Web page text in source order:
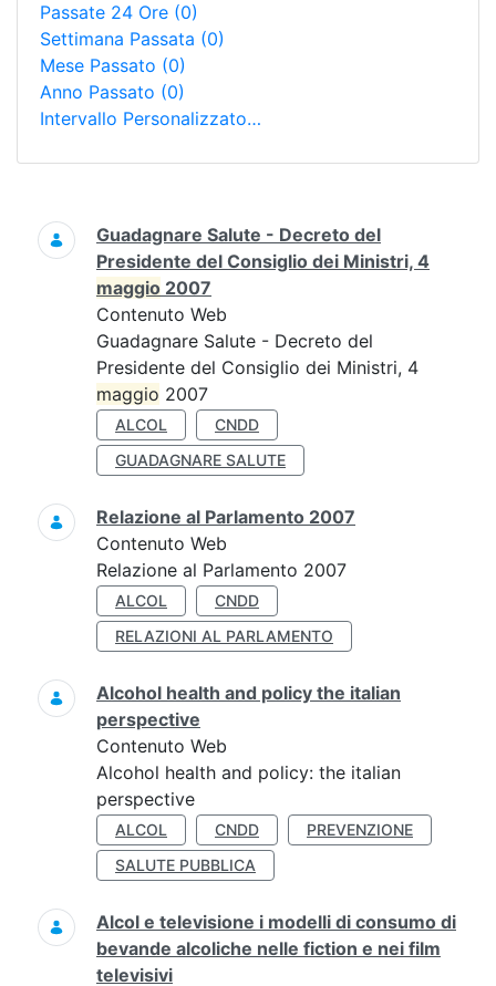
Passate 24 Ore (0)
Settimana Passata (0)
Mese Passato (0)
Anno Passato (0)
Intervallo Personalizzato…
Ricerca
Guadagnare Salute - Decreto del
Presidente del Consiglio dei Ministri, 4
maggio 2007
Contenuto Web
Guadagnare Salute - Decreto del
Presidente del Consiglio dei Ministri, 4
maggio 2007
ALCOL
CNDD
GUADAGNARE SALUTE
Relazione al Parlamento 2007
Contenuto Web
Relazione al Parlamento 2007
ALCOL
CNDD
RELAZIONI AL PARLAMENTO
Alcohol health and policy the italian
perspective
Contenuto Web
Alcohol health and policy: the italian
perspective
ALCOL CNDD
PREVENZIONE
SALUTE PUBBLICA
Alcol e televisione i modelli di consumo di
bevande alcoliche nelle fiction e nei film
televisivi